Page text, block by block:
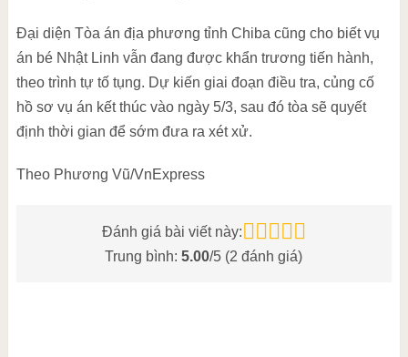
Đại diện Tòa án địa phương tỉnh Chiba cũng cho biết vụ
án bé Nhật Linh vẫn đang được khẩn trương tiến hành,
theo trình tự tố tụng. Dự kiến giai đoạn điều tra, củng cố
hồ sơ vụ án kết thúc vào ngày 5/3, sau đó tòa sẽ quyết
định thời gian để sớm đưa ra xét xử.
Theo Phương Vũ/VnExpress
Đánh giá bài viết này:
Trung bình:5.00/5 (2 đánh giá)